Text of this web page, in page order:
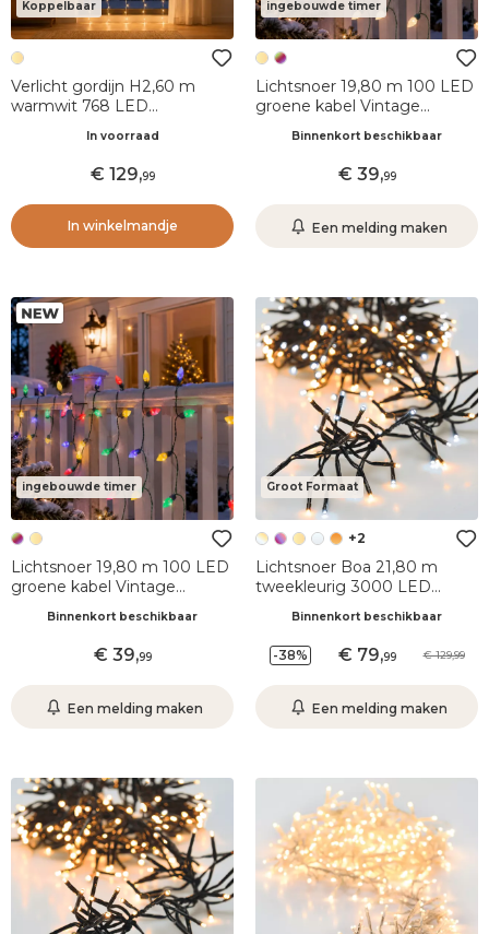
Koppelbaar
Verlicht gordijn H2,60 m
warmwit 768 LED
In voorraad
129,99
In winkelmandje
ingebouwde timer
Lichtsnoer 19,80 m 100 LED
groene kabel Vintage
Binnenkort beschikbaar
39,99
Een melding maken
ingebouwde timer
Lichtsnoer 19,80 m 100 LED
groene kabel Vintage
Binnenkort beschikbaar
39,99
Een melding maken
Groot Formaat
+2
Lichtsnoer Boa 21,80 m
tweekleurig 3000 LED
Binnenkort beschikbaar
-38% 79,99 129,99
Een melding maken